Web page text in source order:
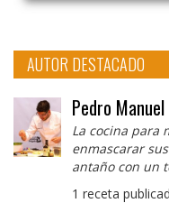
AUTOR DESTACADO
Pedro
La cocina para
enmascarar
antaño con un
1 receta